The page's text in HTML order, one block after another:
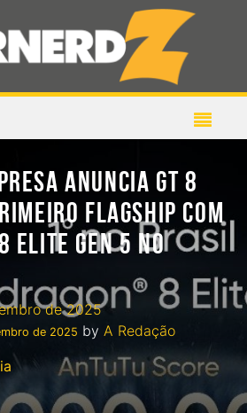
ANUNCIA GT 8
FLAGSHIP COM
ELITE GEN 5 NO
de 2025
de 2025 by A Redação